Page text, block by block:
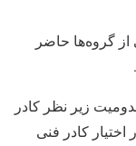
گروه‌ها حاضر
زیر نظر کادر
کادر فنی